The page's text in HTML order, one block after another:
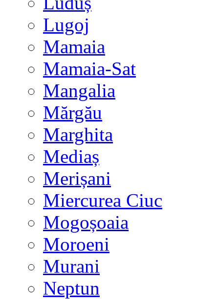
Lugoj
Mamaia
Mamaia-Sat
Mangalia
Mărgău
Marghita
Mediaș
Merișani
Miercurea Ciuc
Mogoșoaia
Moroeni
Murani
Neptun